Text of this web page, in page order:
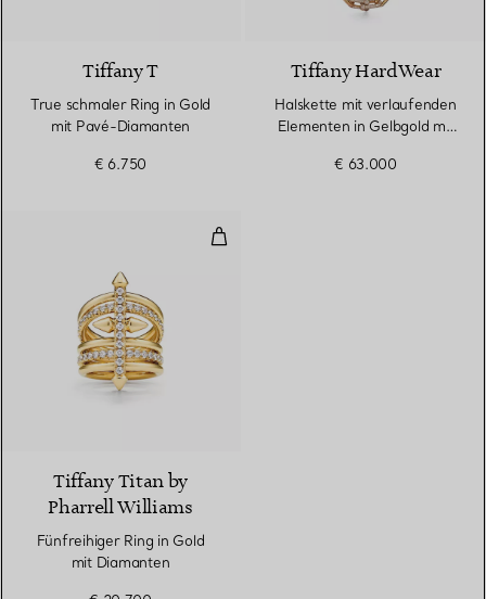
3 Materialien
Tiffany T
True schmaler Ring in Gold
mit Pavé-Diamanten
€ 6.750
Tiffany HardWear
Halskette mit verlaufenden
Elementen in Gelbgold mit
€ 63.000
Fünfreihiger Ring in Gold mit
Tiffany Titan by
Pharrell Williams
Fünfreihiger Ring in Gold
mit Diamanten